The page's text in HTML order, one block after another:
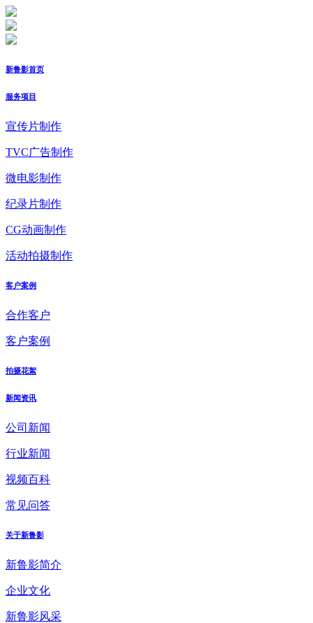
新鲁影首页
服务项目
宣传片制作
TVC广告制作
微电影制作
纪录片制作
CG动画制作
活动拍摄制作
客户案例
合作客户
客户案例
拍摄花絮
新闻资讯
公司新闻
行业新闻
视频百科
常见问答
关于新鲁影
新鲁影简介
企业文化
新鲁影风采